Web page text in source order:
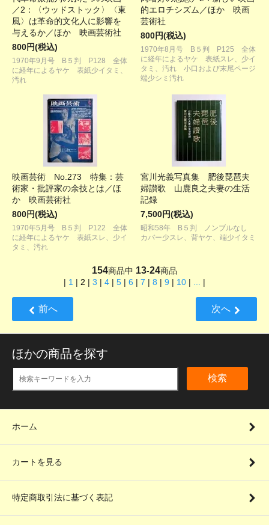
／2：〈ウッドストック〉〈東
風〉は革命的文化人に影響を
与えるか／ほか 映画芸術社
800円(税込)
1970年9月号 B５判 P128 全体
に経年によるヤケ 表紙少イタミ、
汚れ
的エロチシズム／ほか 映画
芸術社
800円(税込)
1970年8月号 B５判 P125 全体
に経年によるヤケ 表紙スレ、少イ
タミ、汚れ 小口および末尾ページ
端少シミ汚れ
映画芸術 No.273 特集：芸
術家・批評家の余技とは／ほ
か 映画芸術社
800円(税込)
1970年5月号 B５判 P122 全体
に経年によるヤケ 表紙スレ、少イ
タミ、汚れ
宮川光義写真集 肥後琵琶夫
婦讃歌 山鹿良之夫妻の生活
記録
7,500円(税込)
昭和58年 B５判 ノンブルなし
カバー少スレ、背ヤケ、端少イタミ
154商品中 13-24商品
| 1 | 2 | 3 | 4 | 5 | 6 | 7 | 8 | 9 | 10 | ... |
前へ 次へ
ほかの商品を探す
検索
ホーム
カートを見る
特定商取引法に基づく表記